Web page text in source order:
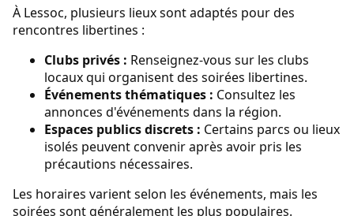
À Lessoc, plusieurs lieux sont adaptés pour des
rencontres libertines :
Clubs privés : Renseignez-vous sur les clubs
locaux qui organisent des soirées libertines.
Événements thématiques : Consultez les
annonces d'événements dans la région.
Espaces publics discrets : Certains parcs ou lieux
isolés peuvent convenir après avoir pris les
précautions nécessaires.
Les horaires varient selon les événements, mais les
soirées sont généralement les plus populaires.